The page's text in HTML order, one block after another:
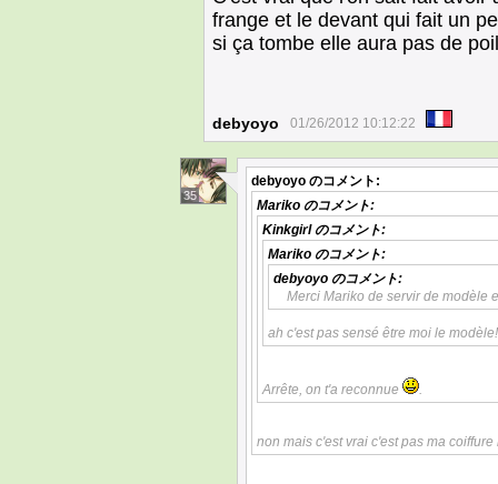
frange et le devant qui fait un
si ça tombe elle aura pas de
debyoyo 01/26/2012 10:12:22
35
debyoyo のコメント:
Mariko のコメント:
Kinkgirlのコメント:
Mariko のコメント:
debyoyo のコメント:
Merci Mariko de servir de modèle
ah c'est pas sensé être moi le
Arrête, on t'a reconnue .
non mais c'est vrai c'est pas ma